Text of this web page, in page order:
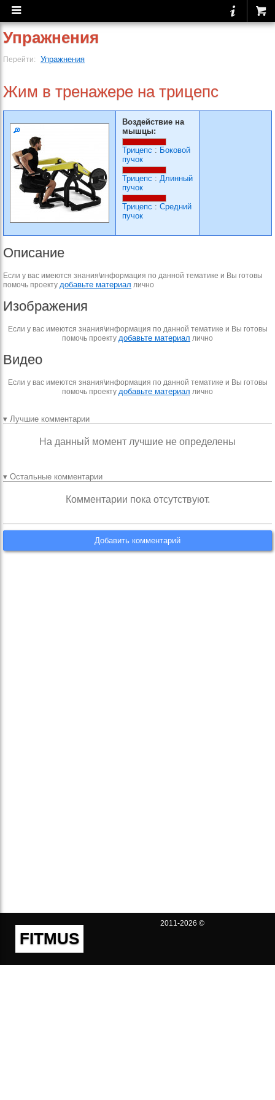
Упражнения
Перейти: Упражнения
Жим в тренажере на трицепс
Воздействие на
мышцы:
Трицепс : Боковой
пучок
Трицепс : Длинный
пучок
Трицепс : Средний
пучок
Описание
Если у вас имеются знания\информация по данной тематике и Вы готовы
помочь проекту добавьте материал лично
Изображения
Если у вас имеются знания\информация по данной тематике и Вы готовы
помочь проекту добавьте материал лично
Видео
Если у вас имеются знания\информация по данной тематике и Вы готовы
помочь проекту добавьте материал лично
▾ Лучшие комментарии
На данный момент лучшие не определены
▾ Остальные комментарии
Комментарии пока отсутствуют.
Добавить комментарий
FITMUS
2011-2026 ©